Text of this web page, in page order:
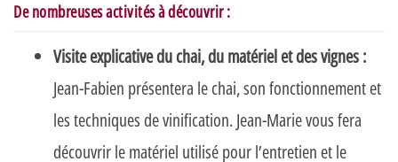
De nombreuses activités à découvrir :
Visite explicative du chai, du matériel et des vignes :
Jean-Fabien présentera le chai, son fonctionnement et
les techniques de vinification. Jean-Marie vous fera
découvrir le matériel utilisé pour l’entretien et le